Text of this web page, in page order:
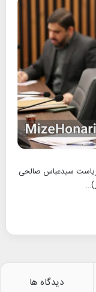
سیدعباس صالحی
دیدگاه ها